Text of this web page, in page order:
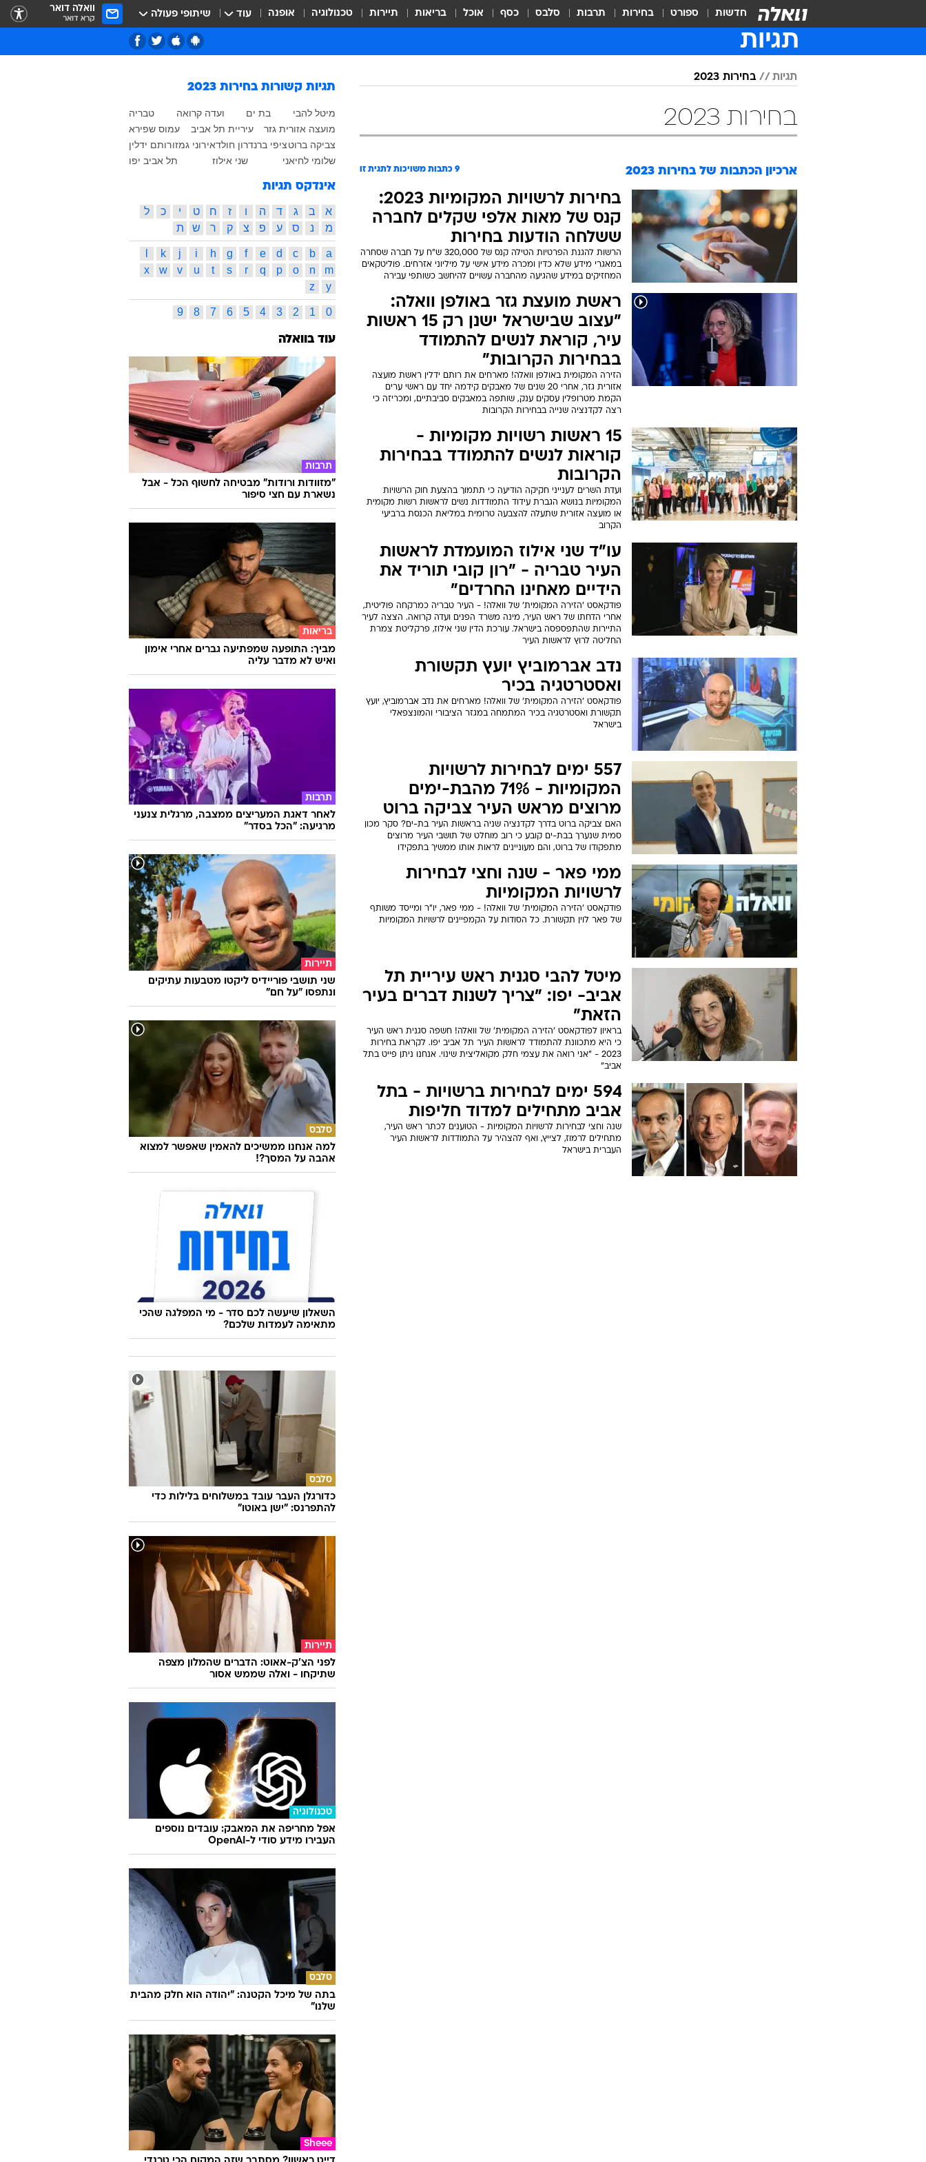
חדשות ספורט בחירות תרבות סלבס כסף אוכל בריאות תיירות טכנולוגיה אופנה עוד שיתופי פעולה וואלה דואר
קרא דואר
תגיות
תגיות בחירות 2023
בחירות 2023
ארכיון הכתבות של 9כתבות משויכות לתגית זו
קנס של מאות אלפי שקלים לחברה
ששלחה הודעות בחירות
הרשות להגנת הפרטיות הטילה קנס של 320,000 ש"ח על חברה שסחרה
במאגרי מידע שלא כדין ומכרה מידע אישי על מיליוני אזרחים. פוליטקאים
ראשת מועצת גזר באולפן וואלה:
עיר, קוראת לנשים להתמודד
בבחירות הקרובות"
הזירה המקומית באולפן וואלה! מארחים את רותם ידלין ראשת מועצה
הקמת מטרופלין עסקים ענק, שותפה במאבקים סביבתיים, ומכריזה כי
רצה לקדנציה שנייה בבחירות הקרובות
15 ראשות רשויות מקומיות -
קוראות לנשים להתמודד בבחירות
הקרובות
ועדת השרים לענייני חקיקה הודיעה כי תתמוך בהצעת חוק הרשויות
או מועצה אזורית שתעלה להצבעה טרומית במליאת הכנסת ברביעי
הקרוב
עו"ד שני אילוז המועמדת לראשות
העיר טבריה - "רון קובי תוריד את
אחרי הדחתו של ראש העיר, מינה משרד הפנים ועדה קרואה. הצצה לעיר
התיירות שהתפספסה בישראל. עורכת הדין שני אילוז, פרקליטת צמרת
החליטה לרוץ לראשות העיר
נדב אברמוביץ יועץ תקשורת
ואסטרטגיה בכיר
פודקאסט 'הזירה המקומית' של וואלה! מארחים את נדב אברמוביץ, יועץ
בישראל
557 ימים לבחירות לרשויות
האם צביקה ברוט בדרך לקדנציה שניה בראשות העיר בת-ים? סקר מכון
סמית שנערך בבת-ים קובע כי רוב מוחלט של תושבי העיר מרוצים
מתפקודו של ברוט, והם מעוניינים לראות אותו ממשיך בתפקידו
ממי פאר - שנה וחצי לבחירות
לרשויות המקומיות
פודקאסט 'הזירה המקומית' של וואלה! - ממי פאר, יו"ר ומייסד משותף
של פאר לוין תקשורת. כל הסודות על הקמפיינים לרשויות המקומיות
מיטל להבי סגנית ראש עיריית תל
אביב- יפו: "צריך לשנות דברים בעיר
תגיות קשורותבחירות 2023
מיטל להבי בת ים ועדה קרואה
טבריה
מועצה אזורית גזר
עיריית תל אביב
עמוס שפירא
צביקה ברוט
שלומי לחיאני
שני אילוז תל אביב יפו
אינדקס תגיות
א ב ג ד ה ו ז ח ט י כ
ל
מ
נ ס ע פ צ ק ר ש ת
a
b
c
d
e
f
g
h
j
k
l
m
n
o
p
q
r
u
v
w
x
0
1
2
3
4
5
6
7
9
עוד בוואלה
תרבות
"מזוודות ורודות" מבטיחה לחשוף הכל - אבל
מביך: התופעה שמפתיעה גברים אחרי אימון
ואיש לא מדבר עליה
תרבות
לאחר דאגת המעריצים ממצבה, מרגלית צנעני
מרגיעה: "הכל בסדר"
תיירות
שני תושבי פוריידיס ליקטו מטבעות עתיקים
ונתפסו "על חם"
למה אנחנו ממשיכים להאמין שאפשר למצוא
אהבה על המסך?!
השאלון שיעשה לכם סדר - מי המפלגה שהכי
מתאימה לעמדות שלכם?
כדורגלן העבר עובד במשלוחים בלילות כדי
להתפרנס: "ישן באוטו"
תיירות
לפני הצ'ק-אאוט: הדברים שהמלון מצפה
שתיקחו - ואלה שממש אסור
טכנולוגיה
אפל מחריפה את המאבק: עובדים נוספים
העבירו מידע סודי ל-OpenAI
סלבס
בתה של מיכל הקטנה: "יהודה הוא חלק מהבית